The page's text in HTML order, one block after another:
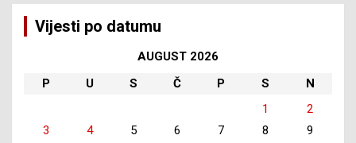
Vijesti po datumu
AUGUST 2026
P
U S Č P S
N
1
2
3
4 5 6 7 8
9